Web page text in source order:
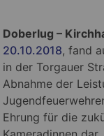
Doberlug –
20.10.2018, fand
in der Torgauer
Abnahme der
Ehrung für die